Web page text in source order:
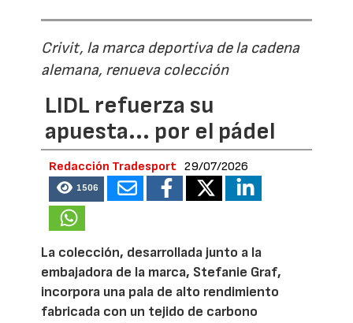
Crivit, la marca deportiva de la cadena
alemana, renueva colección
LIDL refuerza su
apuesta... por el pádel
Redacción Tradesport 29/07/2026
1506
La colección, desarrollada junto a la
embajadora de la marca, Stefanie Graf,
incorpora una pala de alto rendimiento
fabricada con un tejido de carbono